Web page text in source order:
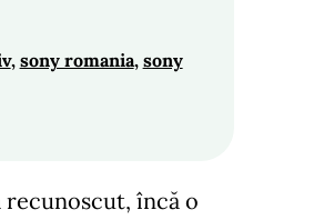
, sony romania, sony
recunoscut, încă o